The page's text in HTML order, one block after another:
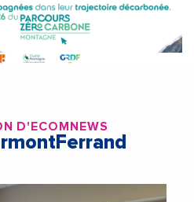
D'ECOMNEWS